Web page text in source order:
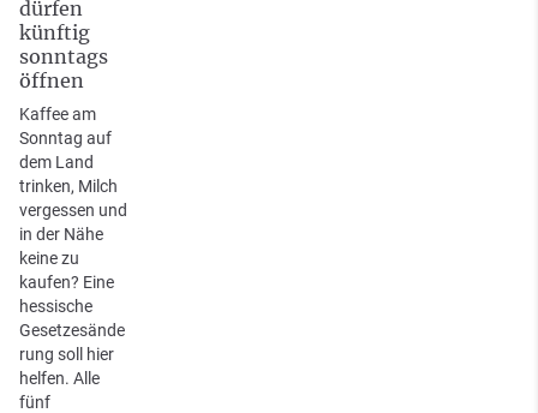
dürfen
künftig
sonntags
öffnen
Kaffee am
Sonntag auf
dem Land
trinken, Milch
vergessen und
in der Nähe
keine zu
kaufen? Eine
hessische
Gesetzesände
rung soll hier
helfen. Alle
fünf